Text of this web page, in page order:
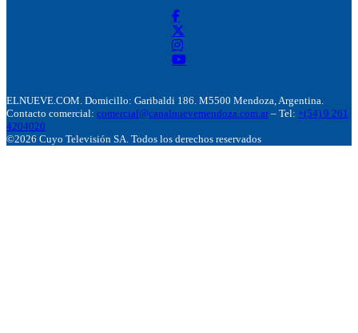
ELNUEVE.COM. Domicillo: Garibaldi 186. M5500 Mendoza, Argentina.
Contacto comercial: comercial@canalnuevemendoza.com.ar – Tel: +(54) 9 261
4204020
©2026 Cuyo Televisión SA. Todos los derechos reservados